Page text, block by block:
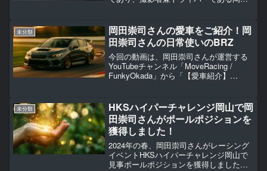
快挙を達成し、その後Z34の長期メンテナ
ンスに取り組んでい...
未分類
岡田崇司さんの愛車をご紹介！岡
田崇司さんの日常使いのBRZ
今回の動画は、岡田崇司さんが運営する
YouTubeチャンネル「MoveRacing /
FunkyOkada」から「【愛車紹介】
2000年～2005年頃までにGC8...
未分類
HKSハイパーチャレンジ岡山で岡
田崇司さんがポールポジションを
獲得しました！
2024年の春、岡田崇司さんがレーシング
イベントHKSハイパーチャレンジ岡山で
見事ポールポジションを獲得しました。